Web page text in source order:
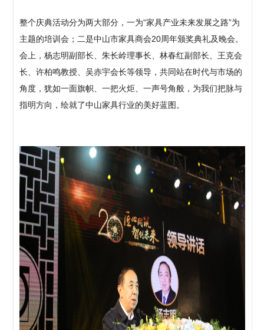
整个庆典活动分为两大部分，一为“家具产业未来发展之路”为
主题的培训会；二是中山市家具商会20周年颁奖典礼及晚会。
会上，杨志明副部长、朱长岭理事长、林春红副部长、王克会
长、许柏鸣教授、吴赤宇会长等领导，共同站在时代与市场的
角度，犹如一面旗帜、一把火炬、一声号角般，为我们把脉与
指明方向，绘就了中山家具行业的美好蓝图。